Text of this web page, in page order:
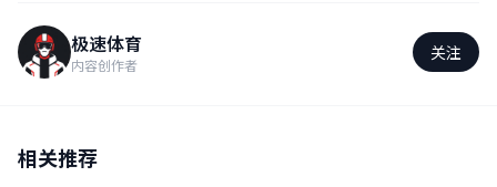
极速体育
内容创作者
关注
相关推荐